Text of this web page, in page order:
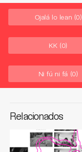
Ojalá lo lean (0)
KK (0)
Ni fú ni fá (0)
Relacionados